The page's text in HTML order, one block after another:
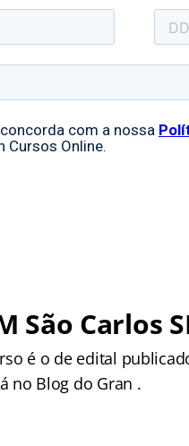
São Carlos
é o de edital
no Blog do Gran .